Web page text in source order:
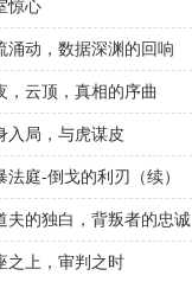
惊心
涌动，数据深渊的回响
，云顶，真相的序曲
入局，与虎谋皮
法庭-倒戈的利刃（续）
夫的独白，背叛者的忠诚
之上，审判之时